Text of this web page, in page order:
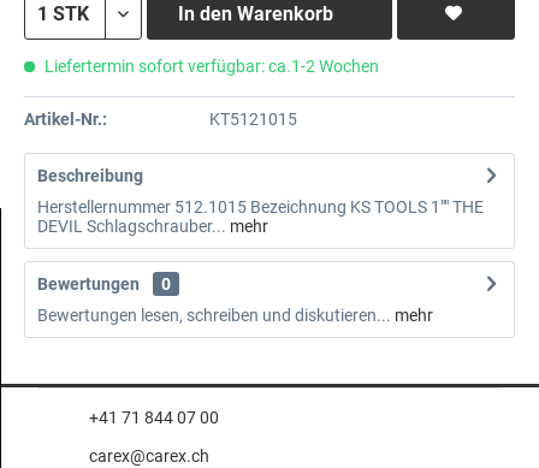
In den Warenkorb
Liefertermin sofort verfügbar: ca.1-2 Wochen
Artikel-Nr.: KT5121015
Beschreibung
Herstellernummer 512.1015 Bezeichnung KS TOOLS 1"" THE
DEVIL Schlagschrauber... mehr
Bewertungen
0
Bewertungen lesen, schreiben und diskutieren... mehr
+41 71 844 07 00
carex@carex.ch